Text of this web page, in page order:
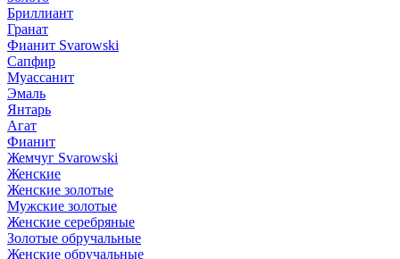
Бриллиант
Гранат
Фианит Svarowski
Сапфир
Муассанит
Эмаль
Янтарь
Агат
Фианит
Жемчуг Svarowski
Женские
Женские золотые
Мужские золотые
Женские серебряные
Золотые обручальные
Женские обручальные